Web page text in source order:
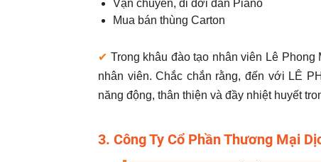
Vận chuyển, di dời đàn Piano
Mua bán thùng Carton
✔ Trong khâu đào tạo nhân viên Lê
nhân viên. Chắc chắn rằng, đến với LÊ
năng động, thân thiện và đầy nhiệt huyết
3. Công Ty Cổ Phần Thương Mại